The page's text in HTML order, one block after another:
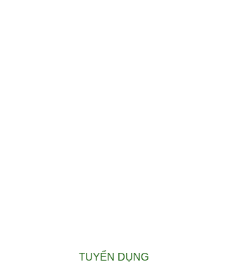
TUYỂN DỤNG